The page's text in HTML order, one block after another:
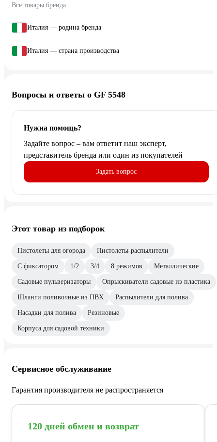
Все товары бренда
Италия — родина бренда
Италия — страна производства
Вопросы и ответы о GF 5548
Нужна помощь?
Задайте вопрос – вам ответит наш эксперт,
представитель бренда или один из покупателей
Задать вопрос
Этот товар из подборок
Пистолеты для огорода Пистолеты-распылители
С фиксатором 1/2 3/4 8 режимов Металлические
Садовые пульверизаторы Опрыскиватели садовые из пластика
Шланги поливочные из ПВХ Распылители для полива
Насадки для полива Резиновые
Корпуса для садовой техники
Сервисное обслуживание
Гарантия производителя не распространяется
120 дней обмен и возврат